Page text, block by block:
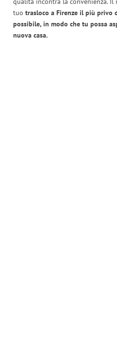
tuo trasloco a Firenze il più privo
possibile, in modo che tu possa
nuova casa.